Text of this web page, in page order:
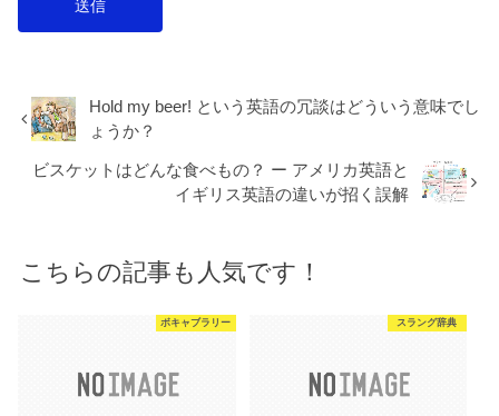
Hold my beer! という英語の冗談はどういう意味でし
ょうか？
ビスケットはどんな食べもの？ ー アメリカ英語と
イギリス英語の違いが招く誤解
こちらの記事も人気です！
ボキャブラリー スラング辞典